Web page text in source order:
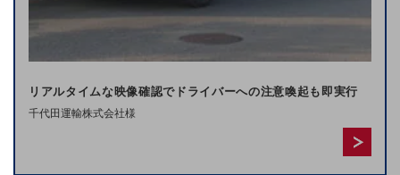
モバイル・ICTサービスをオンラインで
相談・申し込みができるバーチャルショップ
法人向けモバイルトップ
サービス・商品を探す
100回線以上のお問い合わせ・お見積りはこちら
リアルタイムな映像確認でドライバーへの注意喚起も即実行
千代田運輸株式会社様